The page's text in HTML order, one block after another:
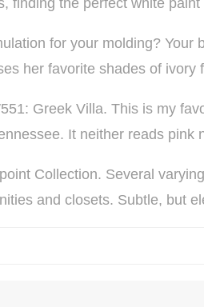
finding the perfect white
for your molding?
her favorite shades of ivory
Greek Villa. This is my
It neither reads pink
Collection. Several
and closets. Subtle, but